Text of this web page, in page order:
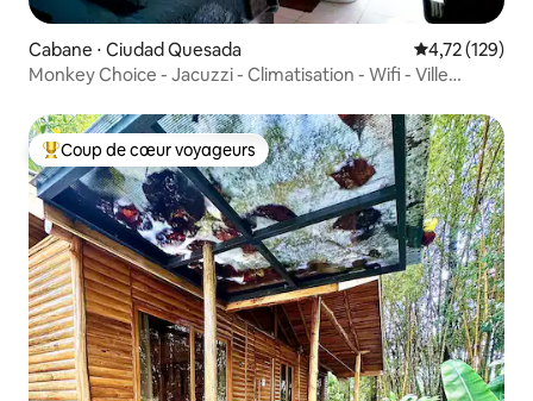
Cabane ⋅ Ciudad Quesada Évaluation
4,72 (129)
Monkey Choice - Jacuzzi - Climatisation - Wifi - Ville
Coups de cœur voyageurs les plus appréciés
Coup de cœur voyageurs